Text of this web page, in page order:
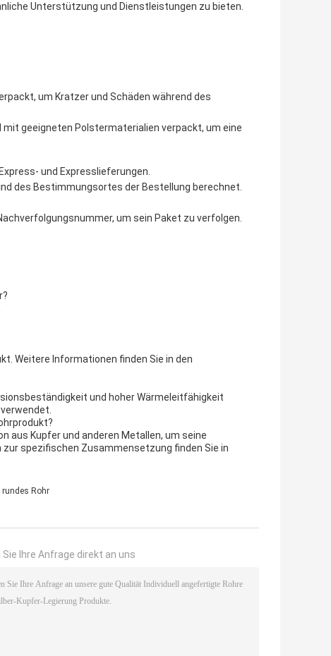
Unterstützung und Dienstleistungen zu bieten.
um Kratzer und Schäden während des
geeigneten Polstermaterialien verpackt, um eine
und Expresslieferungen.
des Bestimmungsortes der Bestellung berechnet.
um sein Paket zu verfolgen.
Weitere Informationen finden Sie in den
und hoher Wärmeleitfähigkeit
aus Kupfer und anderen Metallen, um seine
spezifischen Zusammensetzung finden Sie in
rundes Rohr
Sie Ihre Anfrage direkt an uns